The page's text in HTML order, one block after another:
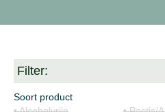
Filter:
Soort product